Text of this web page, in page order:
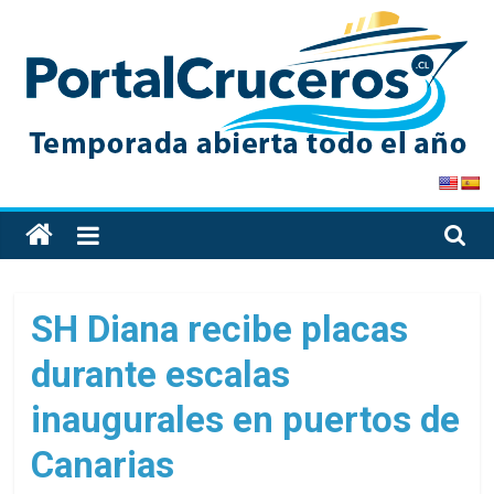
content
PortalCruceros
Toda
la
de
cruceros
en
un
solo
sitio
SH Diana recibe placas
durante escalas
inaugurales en puertos de
Canarias